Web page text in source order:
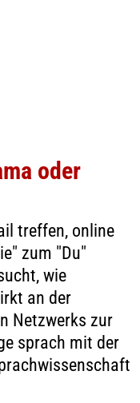
oder
treffen, online
zum "Du"
wie
an der
Netzwerks zur
sprach mit der